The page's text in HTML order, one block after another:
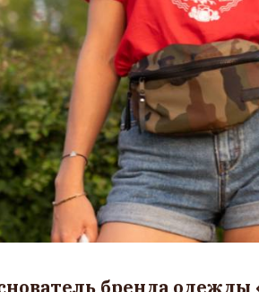
бренда одежды